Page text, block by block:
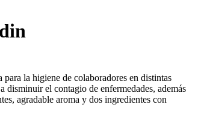
la higiene de colaboradores en distintas
disminuir el contagio de enfermedades, además
agradable aroma y dos ingredientes con